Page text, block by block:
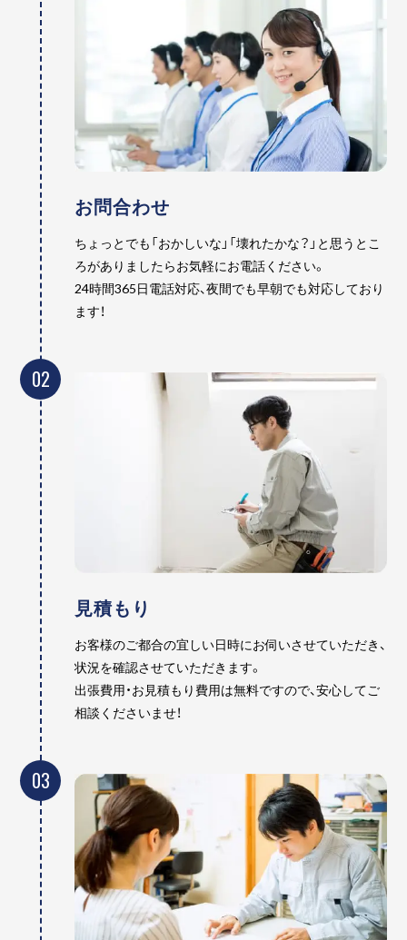
お問合わせ
ちょっとでも「おかしいな」「壊れたかな？」と思うとこ
ろがありましたらお気軽にお電話ください。
24時間365日電話対応、夜間でも早朝でも対応しており
ます！
02
見積もり
お客様のご都合の宜しい日時にお伺いさせていただき、
状況を確認させていただきます。
出張費用・お見積もり費用は無料ですので、安心してご
相談くださいませ！
03